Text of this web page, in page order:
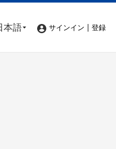
本語 サインイン 登録